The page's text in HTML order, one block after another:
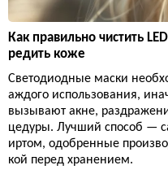
Как правильно чистить
редить коже
Светодиодные маски
аждого использования,
вызывают акне,
цедуры. Лучший способ —
иртом, одобренные
кой перед хранением.